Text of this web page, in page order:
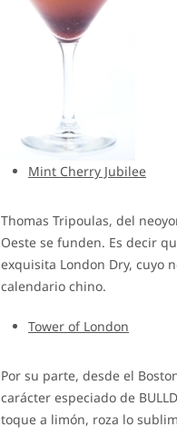
Mint Cherry Jubilee
Thomas Tripoulas, del
Oeste se funden. Es decir
exquisita London Dry, cuyo
calendario chino.
Tower of London
Por su parte, desde el
carácter especiado de
toque a limón, roza lo